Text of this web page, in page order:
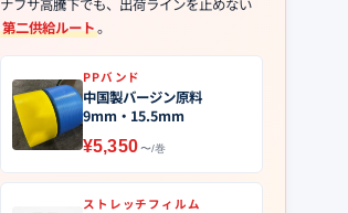
ナフサ高騰下でも、出荷ラインを止めない
第二供給ルート。
PPバンド
中国製バージン原料
9mm・15.5mm
¥5,350〜/巻
ストレッチフィルム